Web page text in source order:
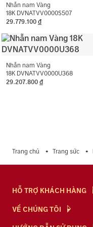
Màu đá phụ:
Hình dạng đá phụ:
Nhẫn nam Vàng
18K DVNATVV0000S507
29.779.100 đ
Nhẫn nam Vàng
18K DVNATVV0000U368
29.207.800 đ
Trang chủ Trang sức
HỖ TRỢ KHÁCH HÀNG
Hỏi & Đáp
Chính Sách
VỀ CHÚNG TÔI
NTJ Flagship